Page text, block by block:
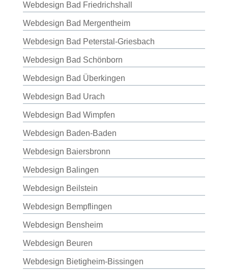
Webdesign Bad Friedrichshall
Webdesign Bad Mergentheim
Webdesign Bad Peterstal-Griesbach
Webdesign Bad Schönborn
Webdesign Bad Überkingen
Webdesign Bad Urach
Webdesign Bad Wimpfen
Webdesign Baden-Baden
Webdesign Baiersbronn
Webdesign Balingen
Webdesign Beilstein
Webdesign Bempflingen
Webdesign Bensheim
Webdesign Beuren
Webdesign Bietigheim-Bissingen